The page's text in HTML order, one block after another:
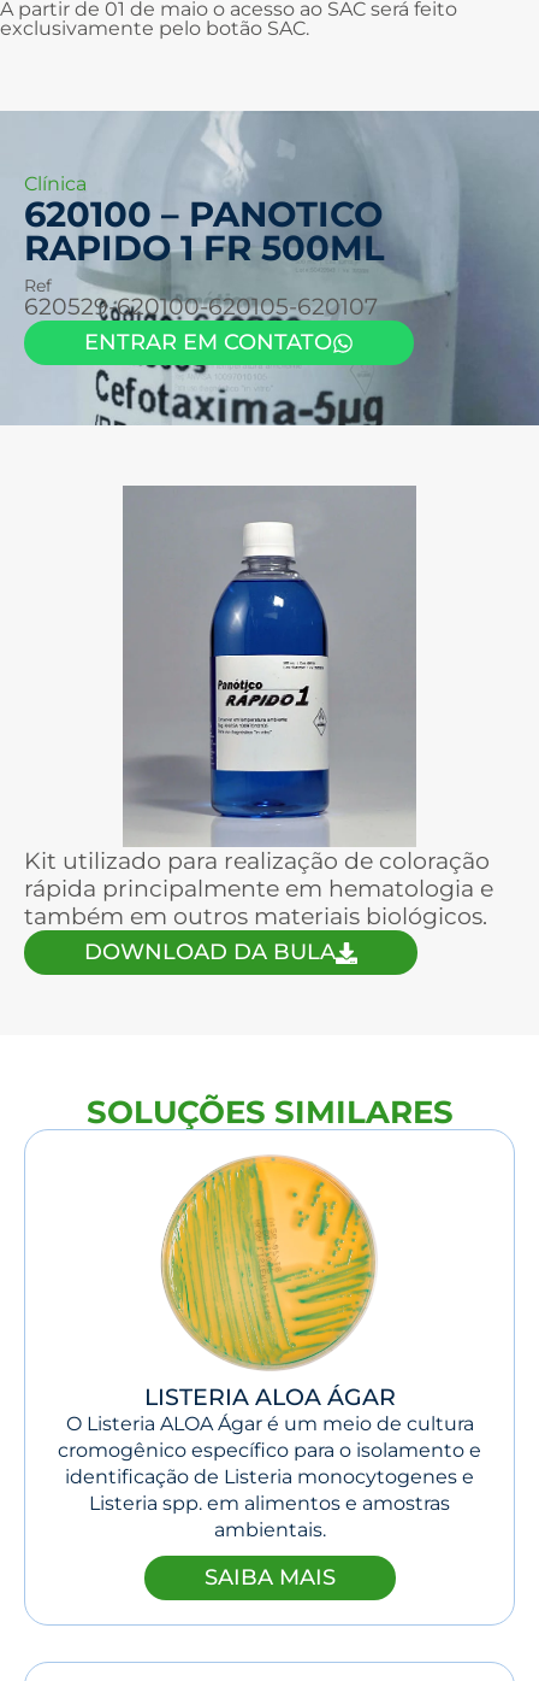
A partir de 01 de maio o acesso ao SAC será feito
exclusivamente pelo botão SAC.
Clínica
620100 – PANOTICO
RAPIDO 1 FR 500ML
Ref
620529-620100-620105-620107
ENTRAR EM CONTATO
Kit utilizado para realização de coloração
rápida principalmente em hematologia e
também em outros materiais biológicos.
DOWNLOAD DA BULA
SOLUÇÕES SIMILARES
LISTERIA ALOA ÁGAR
O Listeria ALOA Ágar é um meio de cultura
cromogênico específico para o isolamento e
identificação de Listeria monocytogenes e
Listeria spp. em alimentos e amostras
ambientais.
SAIBA MAIS